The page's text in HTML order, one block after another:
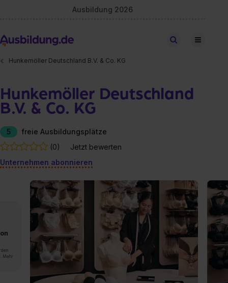
Ausbildung 2026
Stellen finden
Hunkemöller Deutschland B.V. & Co. KG
Hunkemöller Deutschland
B.V. & Co. KG
5
freie Ausbildungsplätze
(0)
Jetzt bewerten
Unternehmen abonnieren
Mehr